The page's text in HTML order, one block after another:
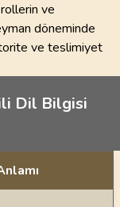
ve
döneminde
ve teslimiyet
Dil Bilgisi